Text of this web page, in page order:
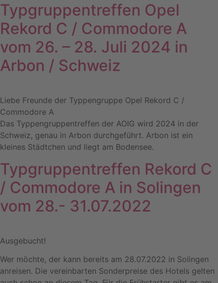
Typgruppentreffen Opel
Rekord C / Commodore A
vom 26. – 28. Juli 2024 in
Arbon / Schweiz
Liebe Freunde der Typpengruppe Opel Rekord C /
Commodore A
Das Typpengruppentreffen der AOIG wird 2024 in der
Schweiz, genau in Arbon durchgeführt. Arbon ist ein
kleines Städtchen und liegt am Bodensee.
Typgruppentreffen Rekord C
/ Commodore A in Solingen
vom 28.- 31.07.2022
Ausgebucht!
Wer möchte, der kann bereits am 28.07.2022 in Solingen
anreisen. Die vereinbarten Sonderpreise des Hotels gelten